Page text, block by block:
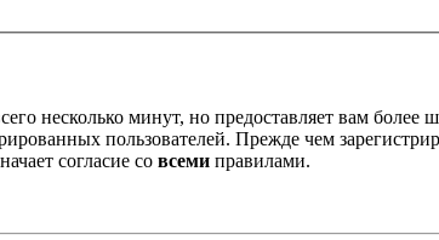
несколько минут, но предоставляет вам
пользователей. Прежде чем
согласие со всеми правилами.